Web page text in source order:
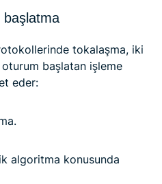
başlatma
tokalaşma, iki
başlatan işleme
eder:
algoritma konusunda